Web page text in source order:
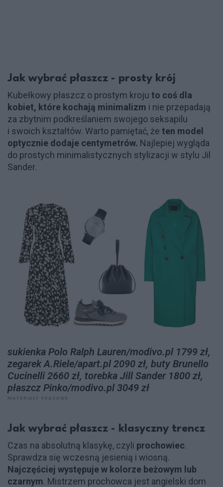
Jak wybrać płaszcz - prosty krój
Kubełkowy płaszcz o prostym kroju to coś dla
kobiet, które kochają minimalizm i nie przepadają
za zbytnim podkreślaniem swojego seksapilu
i swoich kształtów. Warto pamiętać, że ten model
optycznie dodaje centymetrów. Najlepiej wygląda
do prostych minimalistycznych stylizacji w stylu Jil
Sander.
sukienka Polo Ralph Lauren/modivo.pl 1799 zł,
zegarek A.Riele/apart.pl 2090 zł, buty Brunello
Cucinelli 2660 zł, torebka Jill Sander 1800 zł,
płaszcz Pinko/modivo.pl 3049 zł
Jak wybrać płaszcz - klasyczny trencz
Czas na absolutną klasykę, czyli prochowiec.
Sprawdza się wczesną jesienią i wiosną.
Najczęściej występuje w kolorze beżowym lub
czarnym. Mistrzem prochowca jest angielski dom